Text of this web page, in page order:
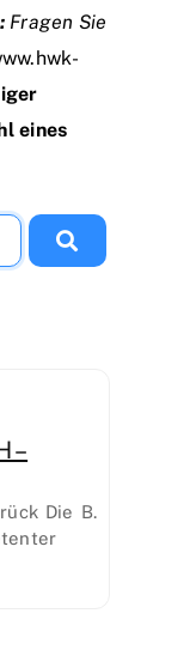
Fragen Sie
eines
–
Die B.